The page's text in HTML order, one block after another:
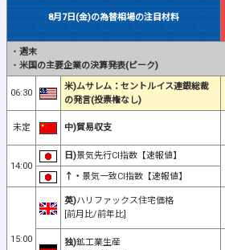
8月7日(金)の為替相場の注目材料
・ 週末
・ 米国の主要企業の決算発表(ピーク)
06:30
米)ムサレム：セントルイス連銀総裁
の発言(投票権なし)
未定 中)貿易収支
14:00
日)景気先行CI指数【速報値】
↑・ 景気一致CI指数【速報値】
15:00
英)ハリファックス住宅価格
[前月比/前年比]
独)鉱工業生産